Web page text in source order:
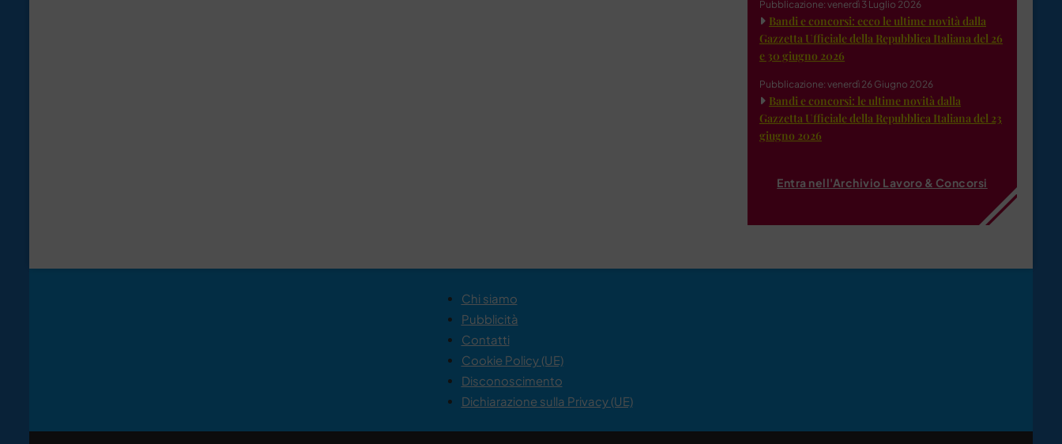
Pubblicazione: venerdì 3 Luglio 2026
Bandi e concorsi: ecco le ultime novità dalla
Gazzetta Ufficiale della Repubblica Italiana del 26
e 30 giugno 2026
Pubblicazione: venerdì 26 Giugno 2026
Bandi e concorsi: le ultime novità dalla
Gazzetta Ufficiale della Repubblica Italiana del 23
giugno 2026
Entra nell'Archivio Lavoro & Concorsi
Chi siamo
Pubblicità
Contatti
Cookie Policy (UE)
Disconoscimento
Dichiarazione sulla Privacy (UE)